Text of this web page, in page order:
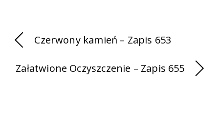
Czerwony kamień – Zapis 653
Załatwione Oczyszczenie – Zapis 655